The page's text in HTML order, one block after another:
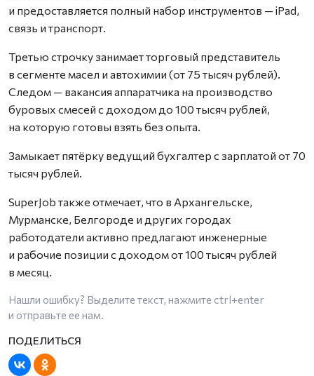
и предоставляется полный набор инструментов — iPad,
связь и транспорт.
Третью строчку занимает торговый представитель
в сегменте масел и автохимии (от 75 тысяч рублей).
Следом — вакансия аппаратчика на производство
буровых смесей с доходом до 100 тысяч рублей,
на которую готовы взять без опыта.
Замыкает пятёрку ведущий бухгалтер с зарплатой от 70
тысяч рублей.
SuperJob также отмечает, что в Архангельске,
Мурманске, Белгороде и других городах
работодатели активно предлагают инженерные
и рабочие позиции с доходом от 100 тысяч рублей
в месяц.
Нашли ошибку? Выделите текст, нажмите ctrl+enter
и отправьте ее нам.